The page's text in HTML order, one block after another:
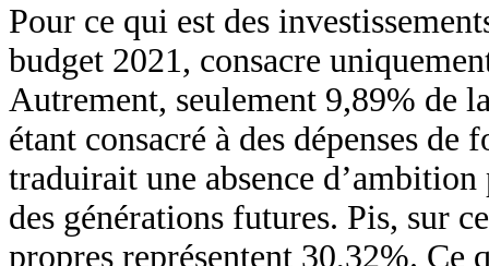
Pour ce qui est des
budget 2021, consacre
Autrement, seulement 9,89% de
étant consacré à des dépenses
traduirait une absence
des générations futures. Pis, sur
propres représentent 30,32%. Ce